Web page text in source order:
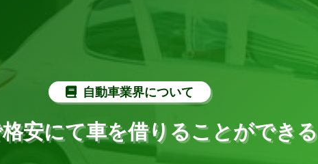
自動車業界について
安にて車を借りることができる